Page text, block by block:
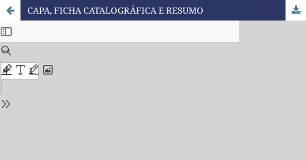
CAPA, FICHA CATALOGRÁFICA E RESUMO